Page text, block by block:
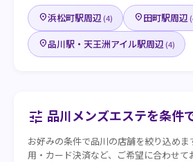
place浜松町駅周辺(4) place田町駅周辺
place品川駅・天王洲アイル駅周辺(4)
tune 品川メンズエステを条件
お好みの条件で品川の店舗を絞り込め
用・カード決済など、ご希望に合わせて